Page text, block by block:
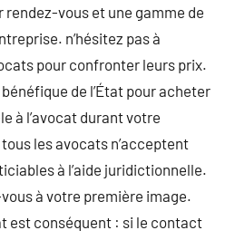
rendez-vous et une gamme de
n’hésitez pas à
pour confronter leurs prix.
de l’État pour acheter
à l’avocat durant votre
les avocats n’acceptent
à l’aide juridictionnelle.
à votre première image.
est conséquent : si le contact